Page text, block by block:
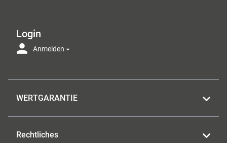
Login
Anmelden
WERTGARANTIE
Rechtliches